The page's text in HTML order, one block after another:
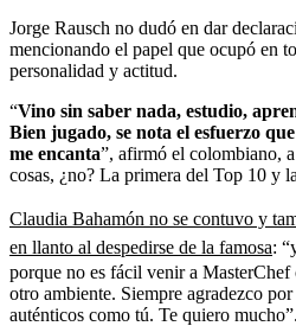
Jorge Rausch no dudó en dar
mencionando el papel que ocupó en
personalidad y actitud.
“Vino sin saber nada, estudio,
Bien jugado, se nota el esfuerzo
me encanta”, afirmó el colombiano,
cosas, ¿no? La primera del Top 10 y
Claudia Bahamón no se contuvo y
en llanto al despedirse de la famosa:
porque no es fácil venir a MasterChef
otro ambiente. Siempre agradezco
auténticos como tú. Te quiero mucho”.